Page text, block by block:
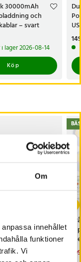
Om
innehållet
funktioner
Vi
30000mAh
och
– svart
lager 2026-08-14
Köp
kr